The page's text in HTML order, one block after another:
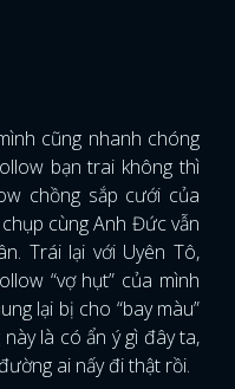
x
cũng nhanh chóng
bạn trai không thì
chồng sắp cưới của
cùng Anh Đức vẫn
Trái lại với Uyên Tô,
“vợ hụt” của mình
lại bị cho “bay màu”
là có ẩn ý gì đây ta,
ai nấy đi thật rồi.